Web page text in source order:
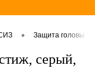
• Защита головы
серый,